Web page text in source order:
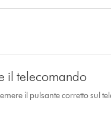
il telecomando
il pulsante corretto sul